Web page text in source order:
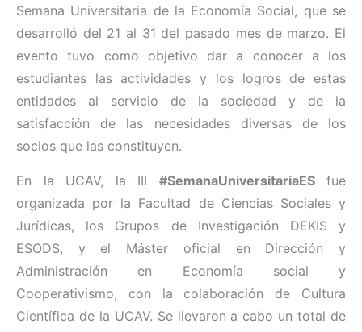
Semana Universitaria de la Economía Social, que se
desarrolló del 21 al 31 del pasado mes de marzo. El
evento tuvo como objetivo dar a conocer a los
estudiantes las actividades y los logros de estas
entidades al servicio de la sociedad y de la
satisfacción de las necesidades diversas de los
socios que las constituyen.
En la UCAV, la III #SemanaUniversitariaESfue
organizada por la Facultad de Ciencias Sociales y
Jurídicas, los Grupos de Investigación DEKIS y
ESODS, y el Máster oficial en Dirección y
Administración en Economía social y
Cooperativismo, con la colaboración de Cultura
Científica de la UCAV. Se llevaron a cabo un total de